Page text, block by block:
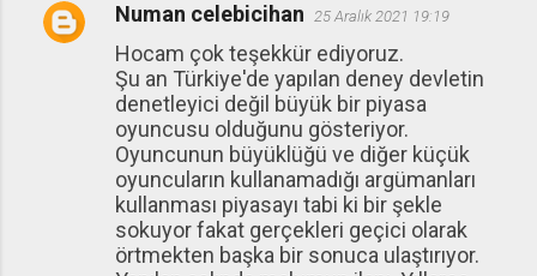
Numan celebicihan 25 Aralık 2021 19:19
Hocam çok teşekkür ediyoruz.
Şu an Türkiye'de yapılan deney devletin
denetleyici değil büyük bir piyasa
oyuncusu olduğunu gösteriyor.
Oyuncunun büyüklüğü ve diğer küçük
oyuncuların kullanamadığı argümanları
kullanması piyasayı tabi ki bir şekle
sokuyor fakat gerçekleri geçici olarak
örtmekten başka bir sonuca ulaştırıyor.